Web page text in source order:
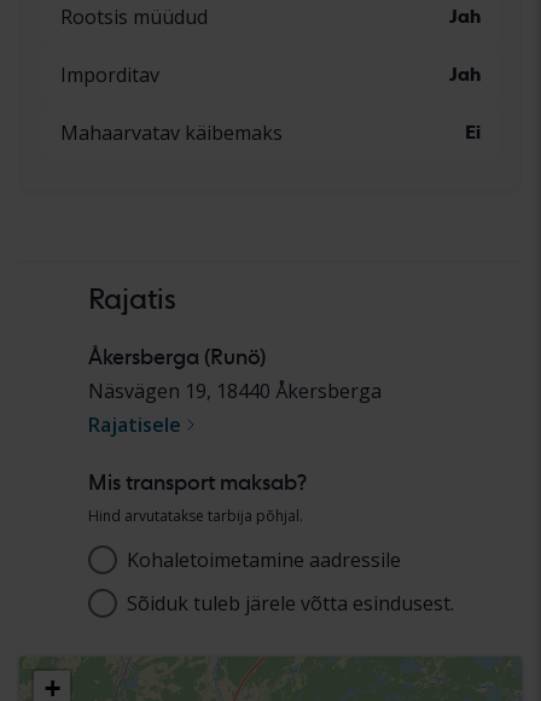
Rootsis müüdud Jah
Imporditav Jah
Mahaarvatav käibemaks Ei
Rajatis
Åkersberga (Runö)
Näsvägen 19, 18440 Åkersberga
Rajatisele
Mis transport maksab?
Hind arvutatakse tarbija põhjal.
Kohaletoimetamine aadressile
Aadress
Sõiduk tuleb järele võtta esindusest.
Vali rajatis
+